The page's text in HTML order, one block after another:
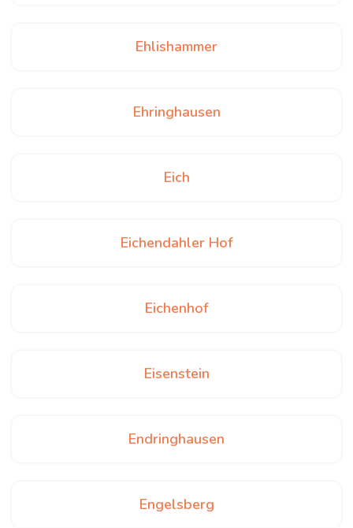
Ehlishammer
Ehringhausen
Eich
Eichendahler Hof
Eichenhof
Eisenstein
Endringhausen
Engelsberg